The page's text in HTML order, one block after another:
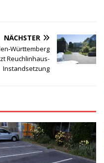
NÄCHSTER
Reuchlinhaus-
Instandsetzung